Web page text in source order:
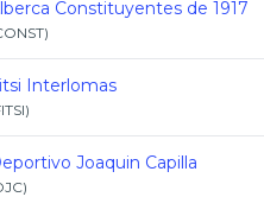
Constituyentes de 1917
)
Interlomas
)
Joaquin Capilla
)